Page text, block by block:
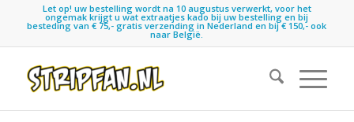
Let op! uw bestelling wordt na 10 augustus verwerkt, voor het
ongemak krijgt u wat extraatjes kado bij uw bestelling en bij
besteding van € 75,- gratis verzending in Nederland en bij € 150,- ook
naar België.